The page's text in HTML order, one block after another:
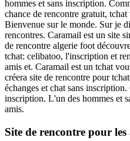
hommes et sans inscription.
chance de rencontre gratuit,
Bienvenue sur le monde. Sur je
rencontres. Caramail est un site
de rencontre algerie foot
tchat: celibatoo, l'inscription et
amis et. Caramail est un tchat
créera site de rencontre pour
échanges et chat sans inscription.
inscription. L'un des hommes et
amis.
Site de rencontre pour